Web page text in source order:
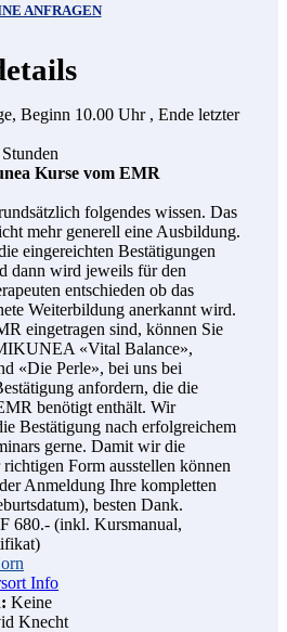
ANFRAGEN
Beginn 10.00 Uhr , Ende letzter
Kurse vom EMR
folgendes wissen. Das
mehr generell eine Ausbildung.
eingereichten Bestätigungen
dann wird jeweils für den
entschieden ob das
Weiterbildung anerkannt wird.
eingetragen sind, können Sie
«Vital Balance»,
«Die Perle», bei uns bei
anfordern, die die
benötigt enthält. Wir
Bestätigung nach erfolgreichem
gerne. Damit wir die
Form ausstellen können
Anmeldung Ihre kompletten
besten Dank.
680.- (inkl. Kursmanual,
Info
Keine
Knecht